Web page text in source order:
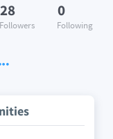
28
Followers
0
Following